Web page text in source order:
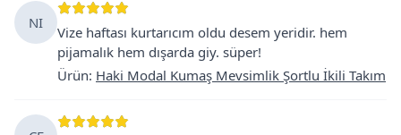
NI
Vize haftası kurtarıcım oldu desem yeridir. hem
pijamalık hem dışarda giy. süper!
Ürün: Haki Modal Kumaş Mevsimlik Şortlu İkili Takım